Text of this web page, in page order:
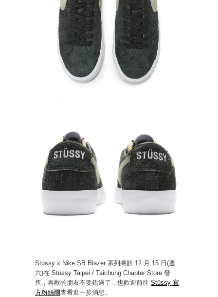
Stüssy x Nike SB Blazer 系列將於 12 月 15 日(週
六)在 Stüssy Taipei / Taichung Chapter Store 發
售，喜歡的朋友不要錯過了，也歡迎前往 Stüssy 官
方粉絲團查看進一步消息。